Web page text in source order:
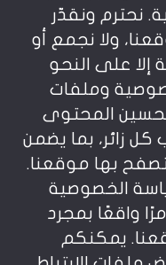
المنشورة على
نحترم ونقدّر
ولا نجمع أو
إلا على النحو
وملفات
تحسين المحتوى
زائر، بما يضمن
بها موقعنا.
الخصوصية
واقعًا بمجرد
يمكنكم